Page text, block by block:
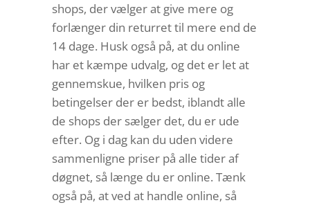
shops, der vælger at give mere og
forlænger din returret til mere end de
14 dage. Husk også på, at du online
har et kæmpe udvalg, og det er let at
gennemskue, hvilken pris og
betingelser der er bedst, iblandt alle
de shops der sælger det, du er ude
efter. Og i dag kan du uden videre
sammenligne priser på alle tider af
døgnet, så længe du er online. Tænk
også på, at ved at handle online, så